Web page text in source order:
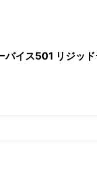
イス501 リジッ